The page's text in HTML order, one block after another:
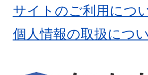
サイトのご利用につ
個人情報の取扱につ